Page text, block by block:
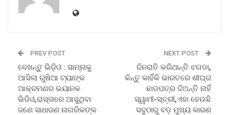
PREV POST
ଦେଖନ୍ତୁ ଭିଡ଼ିଓ : ସାମ୍ନାକୁ
ଆସିଲା ରୁଷିଆ ଟ୍ୟାଙ୍କ
ଆକ୍ରମଣର ଭୟାନକ
ଭିଡିଓ,ରାସ୍ତାରେ ଆସୁଥିବା
ଜଣେ ସାଧାରଣ ନାଗରିକଙ୍କ
NEXT POST
ଦିନରାତି କରିଥାନ୍ତି ଝଗଡା,
କିନ୍ତୁ କାହିଁକି ଭାରତରେ ଶୀଘ୍ର
ଛାଡପତ୍ର ଦିଅନ୍ତି ନାହିଁ
ସ୍ୱାମୀ-ସ୍ତ୍ରୀ,ଏହା ହେଉଛି
ସବୁଠାରୁ ବଡ଼ ମୁଖ୍ୟ କାରଣ